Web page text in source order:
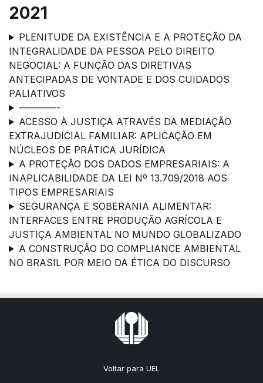
2021
PLENITUDE DA EXISTÊNCIA E A PROTEÇÃO DA
INTEGRALIDADE DA PESSOA PELO DIREITO
NEGOCIAL: A FUNÇÃO DAS DIRETIVAS
ANTECIPADAS DE VONTADE E DOS CUIDADOS
PALIATIVOS
————-
ACESSO À JUSTIÇA ATRAVÉS DA MEDIAÇÃO
EXTRAJUDICIAL FAMILIAR: APLICAÇÃO EM
NÚCLEOS DE PRÁTICA JURÍDICA
A PROTEÇÃO DOS DADOS EMPRESARIAIS: A
INAPLICABILIDADE DA LEI Nº 13.709/2018 AOS
TIPOS EMPRESARIAIS
SEGURANÇA E SOBERANIA ALIMENTAR:
INTERFACES ENTRE PRODUÇÃO AGRÍCOLA E
JUSTIÇA AMBIENTAL NO MUNDO GLOBALIZADO
A CONSTRUÇÃO DO COMPLIANCE AMBIENTAL
NO BRASIL POR MEIO DA ÉTICA DO DISCURSO
Voltar para UEL